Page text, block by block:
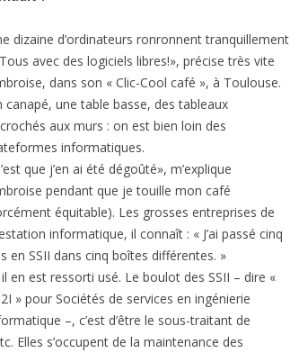
dizaine d’ordinateurs ronronnent tranquillement
avec des logiciels libres!», précise très vite
dans son « Clic-Cool café », à Toulouse.
canapé, une table basse, des tableaux
aux murs : on est bien loin des
informatiques.
que j’en ai été dégoûté», m’explique
pendant que je touille mon café
équitable). Les grosses entreprises de
informatique, il connaît : « J’ai passé cinq
en SSII dans cinq boîtes différentes. »
il en est ressorti usé. Le boulot des SSII – dire «
» pour Sociétés de services en ingénierie
–, c’est d’être le sous-traitant de
Elles s’occupent de la maintenance des